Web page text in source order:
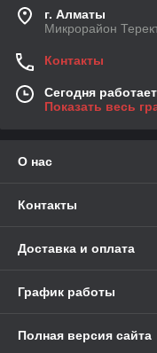
г. Алматы
Микрорайон
Контакты
Сегодня
Показать весь
О нас
Контакты
Доставка и оплата
График работы
Полная версия сайта